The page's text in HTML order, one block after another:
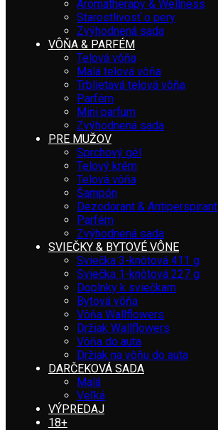
Aromatherapy & Wellness
Starostlivosť o pery
Zvýhodnená sada
VÔŇA & PARFÉM
Telová vôňa
Malá telová vôňa
Trblietavá telová vôňa
Parfém
Mini parfum
Zvýhodnená sada
PRE MUŽOV
Sprchový gél
Telový krém
Telová vôňa
Šampón
Dezodorant & Antiperspirant
Parfém
Zvýhodnená sada
SVIEČKY & BYTOVÉ VÔNE
Sviečka 3-knôtová 411 g
Sviečka 1-knôtová 227 g
Doplnky k sviečkam
Bytová vôňa
Vôňa Wallflowers
Držiak Wallflowers
Vôňa do auta
Držiak na vôňu do auta
DARČEKOVÁ SADA
Malá
Veľká
VÝPREDAJ
18+